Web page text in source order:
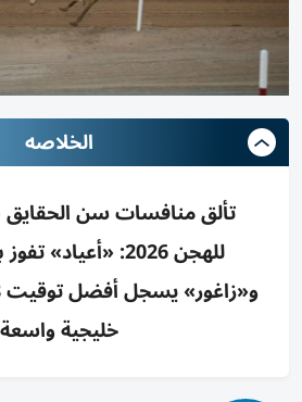
الخلاصه
تألق منافسات سن الحقايق
للهجن 2026:
خليجية واسعة